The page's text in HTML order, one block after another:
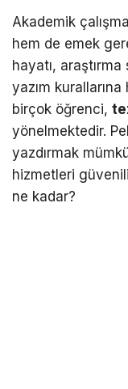
Akademik
hem de emek
hayatı,
yazım
birçok öğrenci,
yönelmektedir.
yazdırmak
hizmetleri
ne kadar?